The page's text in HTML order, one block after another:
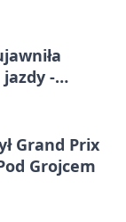
-
Grand Prix
Grojcem